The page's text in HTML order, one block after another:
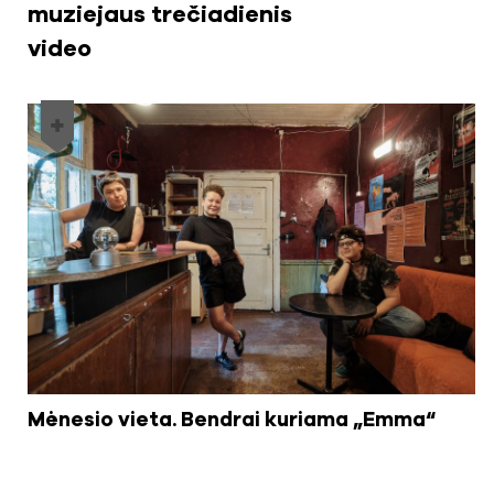
Mėnesio vieta. Bendrai kuriama „Emma“
muziejaus trečiadienis
video